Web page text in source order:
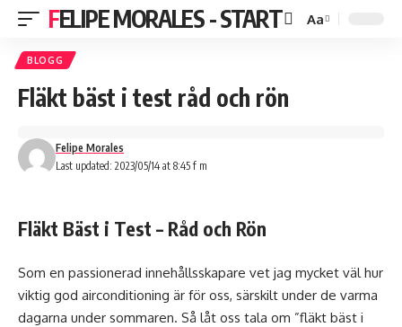
FELIPE MORALES - START Aa
BLOGG
Fläkt bäst i test råd och rön
Last updated: 2023/05/14 at 8:45 f m
Felipe Morales
Fläkt Bäst i Test – Råd och Rön
Som en passionerad innehållsskapare vet jag mycket väl hur
viktig god airconditioning är för oss, särskilt under de varma
dagarna under sommaren. Så låt oss tala om ”fläkt bäst i